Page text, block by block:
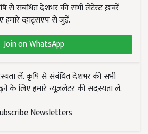
से संबंधित देशभर की सभी लेटेस्ट ख़बरें
व्हाट्सएप से जुड़ें.
Join on WhatsApp
लें. कृषि से संबंधित देशभर की सभी
के लिए हमारे न्यूज़लेटर की सदस्यता लें.
Newsletters